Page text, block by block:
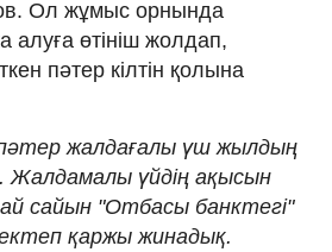
Ол жұмыс орнында
алуға өтініш жолдап,
пәтер кілтін қолына
жалдағалы үш жылдың
Жалдамалы үйдің ақысын
сайын "Отбасы банктегі"
қаржы жинадық.